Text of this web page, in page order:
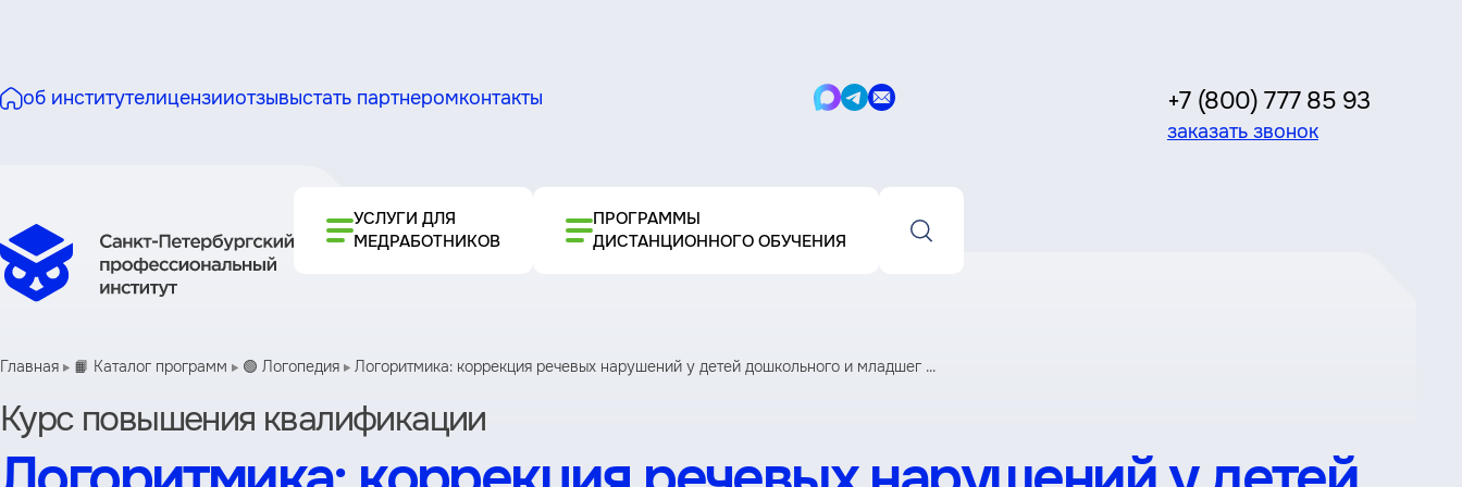
об институтелицензииотзывыстать партнеромконтакты
Написать
Написать
Написать
+7 (800) 777 85 93
заказать звонок
УСЛУГИ ДЛЯ
МЕДРАБОТНИКОВ
ПРОГРАММЫ
ДИСТАНЦИОННОГО ОБУЧЕНИЯ
Главная 📙 Каталог программ 🟢 Логопедия Логоритмика: коррекция речевых нарушений у детей дошкольного и младшег ...
Курс повышения квалификации